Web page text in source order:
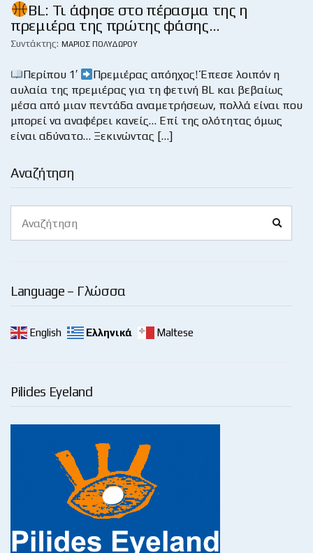
Αναζήτηση
for:
Language – Γλώσσα
English Ελληνικά Maltese
Pilides Eyeland
BL: Τι άφησε στο πέρασμα της η
πρεμιέρα της πρώτης φάσης…
Συντάκτης: ΜΆΡΙΟΣ ΠΟΛΥΔΏΡΟΥ
Περίπου 1′
Πρεμιέρας απόηχος! Έπεσε λοιπόν η
αυλαία της πρεμιέρας για τη φετινή BL και βεβαίως
μέσα από μιαν πεντάδα αναμετρήσεων, πολλά είναι που
μπορεί να αναφέρει κανείς… Επί της ολότητας όμως
είναι αδύνατο… Ξεκινώντας […]